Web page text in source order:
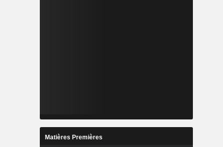
Matières Premières